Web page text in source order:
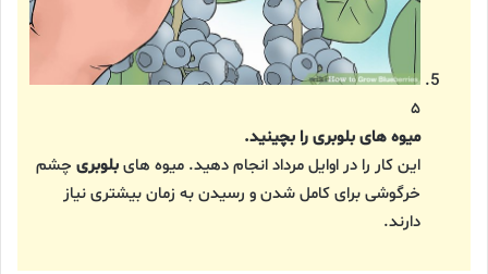
۵
میوه های بلوبری را بچینید.
این کار را در اوایل مرداد انجام دهید. میوه هایبلوبری چشم
خرگوشی برای کامل شدن و رسیدن به زمان بیشتری نیاز
دارند.